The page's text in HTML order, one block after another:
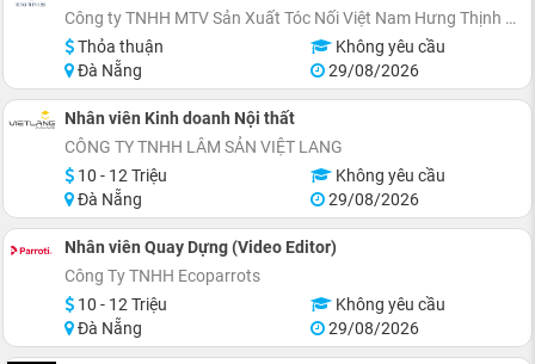
Công ty TNHH MTV Sản Xuất Tóc Nối Việt Nam Hưng Thịnh 28
Thỏa thuận
Không yêu cầu
Đà Nẵng
29/08/2026
Nhân viên Kinh doanh Nội thất
CÔNG TY TNHH LÂM SẢN VIỆT LANG
10 - 12 Triệu
Không yêu cầu
Đà Nẵng
29/08/2026
Nhân viên Quay Dựng (Video Editor)
Công Ty TNHH Ecoparrots
10 - 12 Triệu
Không yêu cầu
Đà Nẵng
29/08/2026